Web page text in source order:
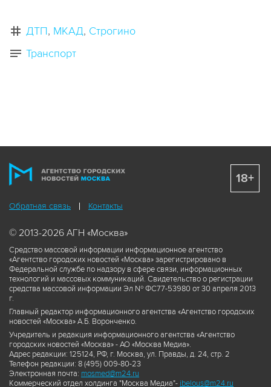
ДТП МКАД Строгино
Транспорт
Обратная связь Контакты
© 2013-2026 АГН «Москва»
Средство массовой информации информационное агентство
«Агентство городских новостей «Москва» зарегистрировано в
Федеральной службе по надзору в сфере связи, информационных
технологий и массовых коммуникаций. Свидетельство о регистрации
средства массовой информации Эл № ФС77-53980 от 30 апреля 2013
г.
Главный редактор информационного агентства «Агентство городских
новостей «Москва» А.Б. Воронченко.
Учредитель и редакция информационного агентства «Агентство
городских новостей «Москва» - АО «Москва Медиа».
Адрес редакции: 125124, РФ, г. Москва, ул. Правды, д. 24, стр. 2
Телефон редакции: 8 (495) 009-80-23
Электронная почта: mosmed@m24.ru
Коммерческий отдел холдинга "Москва Медиа"- ibelous@m24.ru
18+